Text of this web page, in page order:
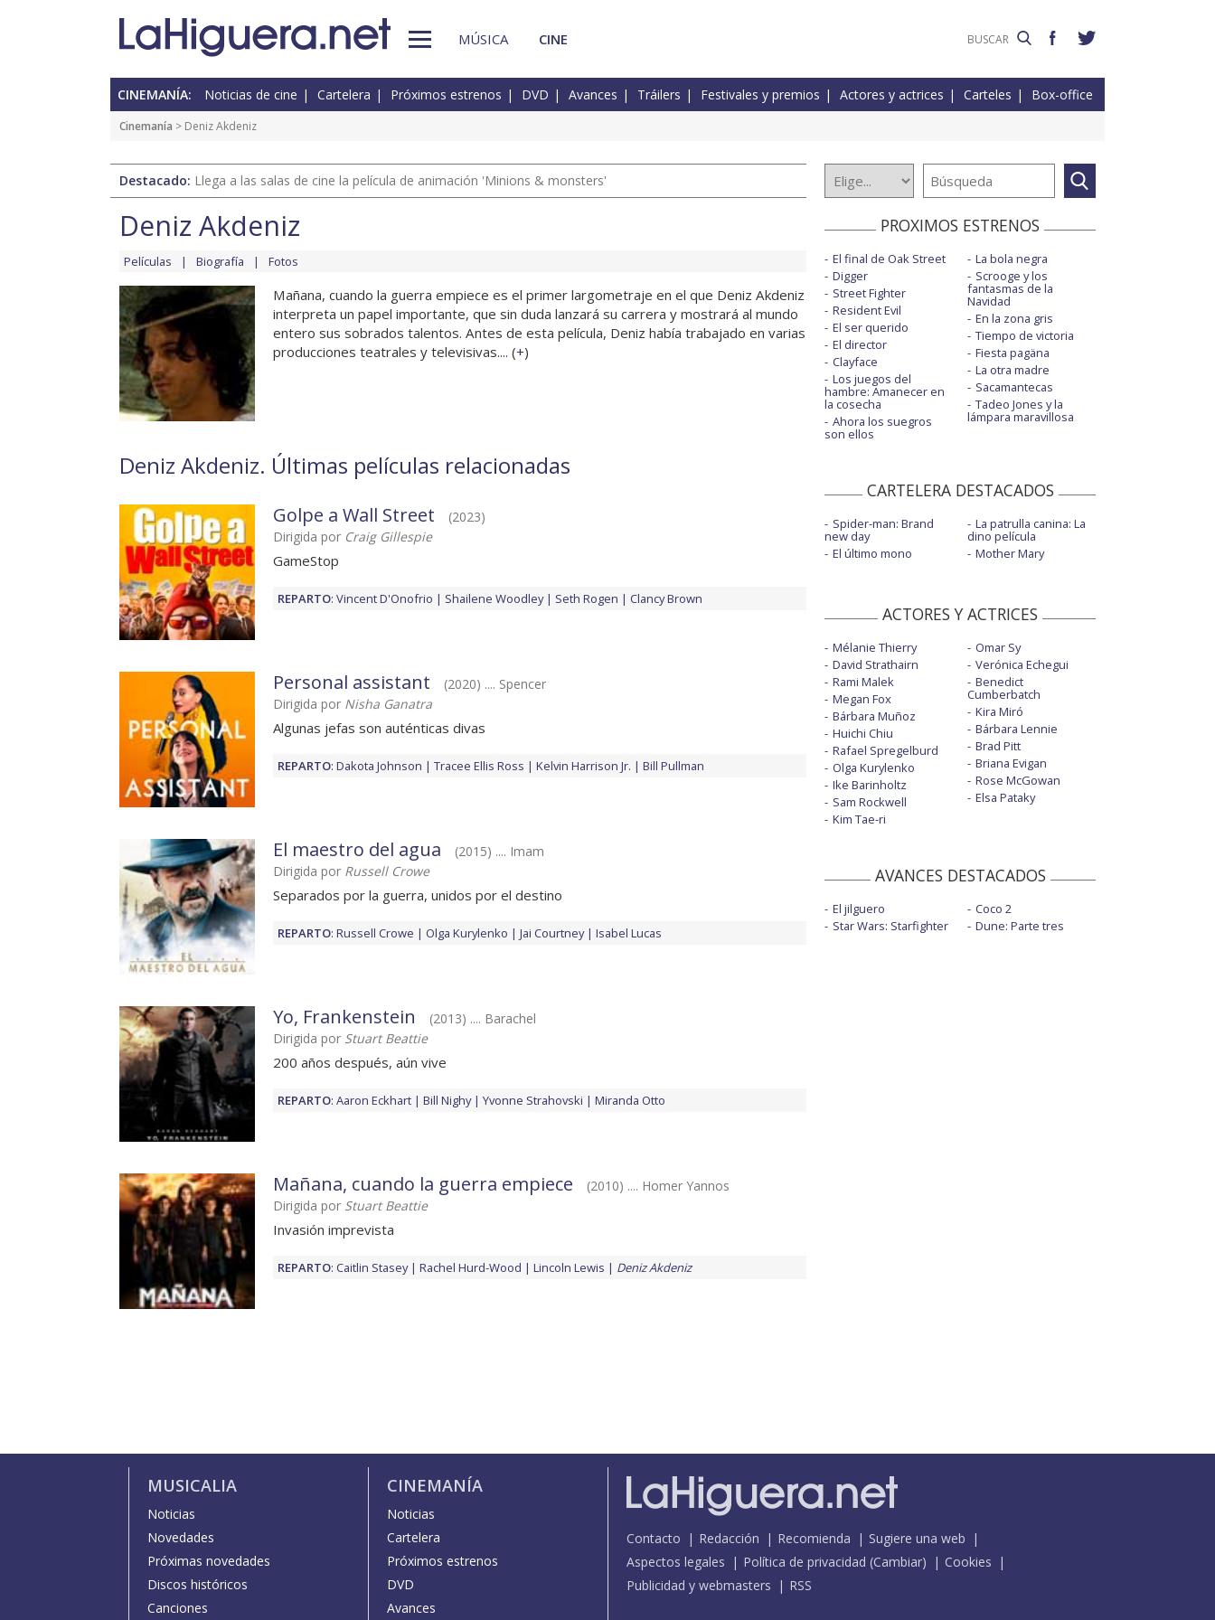
MÚSICA CINE
CINEMANÍA: Noticias de cine Cartelera Próximos estrenos DVD Avances Tráilers Festivales y premios Actores y actrices Carteles Box-office
Cinemanía > Deniz Akdeniz
Destacado: Llega a las salas de cine la película de animación 'Minions & monsters'
Deniz Akdeniz
Películas Biografía Fotos
Mañana, cuando la guerra empiece es el primer largometraje en el que Deniz Akdeniz
interpreta un papel importante, que sin duda lanzará su carrera y mostrará al mundo
entero sus sobrados talentos. Antes de esta película, Deniz había trabajado en varias
producciones teatrales y televisivas.... (+)
Deniz Akdeniz. Últimas películas relacionadas
Golpe a Wall Street
(2023)
Dirigida por Craig Gillespie
GameStop
REPARTO: Vincent D'Onofrio Shailene Woodley Seth Rogen Clancy Brown
Personal assistant
(2020) .... Spencer
Dirigida por Nisha Ganatra
Algunas jefas son auténticas divas
REPARTO: Dakota Johnson Tracee Ellis Ross Kelvin Harrison Jr. Bill Pullman
El maestro del agua
(2015) .... Imam
Dirigida por Russell Crowe
Separados por la guerra, unidos por el destino
REPARTO: Russell Crowe Olga Kurylenko Jai Courtney Isabel Lucas
Yo, Frankenstein
(2013) .... Barachel
Dirigida por Stuart Beattie
200 años después, aún vive
REPARTO: Aaron Eckhart Bill Nighy Yvonne Strahovski Miranda Otto
Mañana, cuando la guerra empiece
(2010) .... Homer Yannos
Dirigida por Stuart Beattie
Invasión imprevista
REPARTO: Caitlin Stasey Rachel Hurd-Wood Lincoln Lewis Deniz Akdeniz
PROXIMOS ESTRENOS
El final de Oak Street
Digger
Street Fighter
Resident Evil
El ser querido
El director
Clayface
Los juegos del
hambre: Amanecer en
la cosecha
Ahora los suegros
son ellos
La bola negra
Scrooge y los
fantasmas de la
Navidad
En la zona gris
Tiempo de victoria
Fiesta pagäna
La otra madre
Sacamantecas
Tadeo Jones y la
lámpara maravillosa
CARTELERA DESTACADOS
Spider-man: Brand
new day
El último mono
La patrulla canina: La
dino película
Mother Mary
ACTORES Y ACTRICES
Mélanie Thierry
David Strathairn
Rami Malek
Megan Fox
Bárbara Muñoz
Huichi Chiu
Rafael Spregelburd
Olga Kurylenko
Ike Barinholtz
Sam Rockwell
Kim Tae-ri
Omar Sy
Verónica Echegui
Benedict
Cumberbatch
Kira Miró
Bárbara Lennie
Brad Pitt
Briana Evigan
Rose McGowan
Elsa Pataky
AVANCES DESTACADOS
El jilguero
Star Wars: Starfighter
Coco 2
Dune: Parte tres
MUSICALIA
Noticias
Novedades
Próximas novedades
Discos históricos
Canciones
CINEMANÍA
Noticias
Cartelera
Próximos estrenos
DVD
Avances
Contacto Redacción Recomienda
Sugiere una web
Aspectos legales
Política de privacidad (Cambiar)
Cookies
Publicidad y webmasters
RSS